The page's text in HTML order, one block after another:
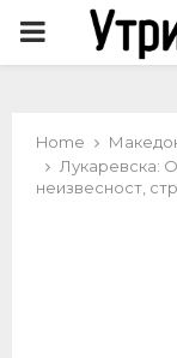
PRIMARY
Home
Лукаревска:
неизвесност,